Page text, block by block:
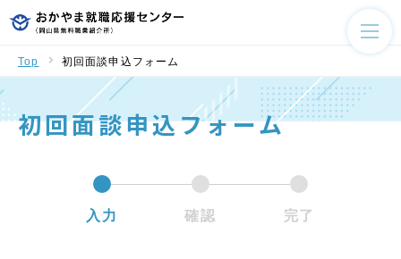
Top 初回面談申込フォーム
初回面談申込フォーム
入力 確認 完了